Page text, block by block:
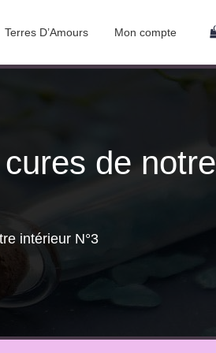
Terres D’Amours Mon compte
de notre
intérieur N°3